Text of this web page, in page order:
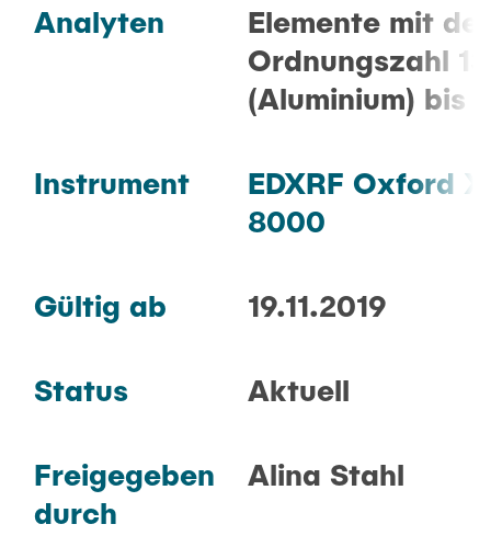
Analyten
Elemente mit der
Ordnungszahl 13
(Aluminium) bis
Instrument
EDXRF Oxford
8000
Gültig ab 19.11.2019
Status Aktuell
Freigegeben
durch
Alina Stahl